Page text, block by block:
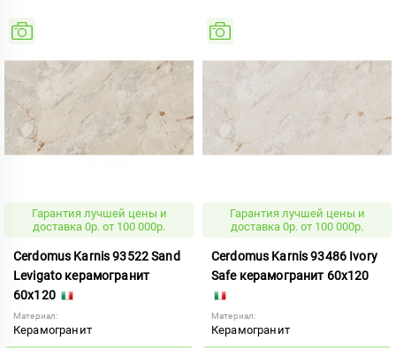
Гарантия лучшей цены и
доставка 0р. от 100 000р.
Cerdomus Karnis 93522 Sand
Levigato керамогранит
60x120
Материал:
Керамогранит
Гарантия лучшей цены и
доставка 0р. от 100 000р.
Cerdomus Karnis 93486 Ivory
Safe керамогранит 60x120
Материал:
Керамогранит